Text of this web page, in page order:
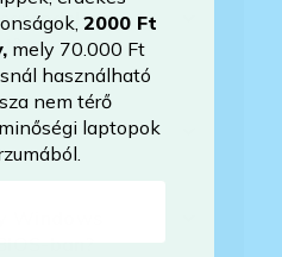
a
adni?
Windows
ban?
2000 Ft
, mely 70.000 Ft
használható
nem térő
laptopok